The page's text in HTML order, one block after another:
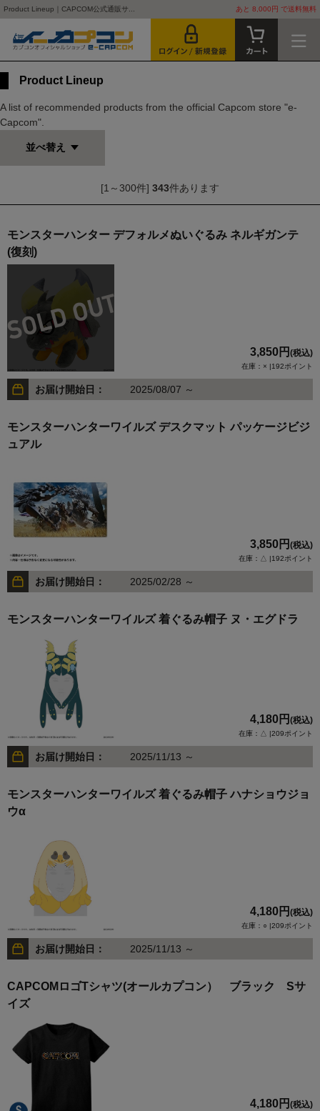
Product Lineup｜CAPCOM公式通販サ... あと 8,000円 で送料無料
Product Lineup
A list of recommended products from the official Capcom store "e-
Capcom".
並べ替え
[1～300件] 343件あります
モンスターハンター デフォルメぬいぐるみ ネルギガンテ
(復刻)
3,850円 (税込)
在庫：× |192ポイント
お届け開始日： 2025/08/07 ～
モンスターハンターワイルズ デスクマット パッケージビジ
ュアル
3,850円 (税込)
在庫：△ |192ポイント
お届け開始日： 2025/02/28 ～
モンスターハンターワイルズ 着ぐるみ帽子 ヌ・エグドラ
4,180円 (税込)
在庫：△ |209ポイント
お届け開始日： 2025/11/13 ～
モンスターハンターワイルズ 着ぐるみ帽子 ハナショウジョ
ウα
4,180円 (税込)
在庫：○ |209ポイント
お届け開始日： 2025/11/13 ～
CAPCOMロゴTシャツ(オールカプコン） ブラック Sサ
イズ
4,180円 (税込)